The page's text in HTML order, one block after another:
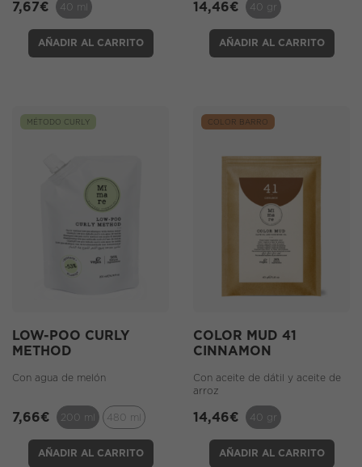
7,67€ 40 ml
AÑADIR AL CARRITO
14,46€ 40 gr
AÑADIR AL CARRITO
MÉTODO CURLY
LOW-POO CURLY
METHOD
Con agua de melón
7,66€ 200 ml 480 ml
AÑADIR AL CARRITO
COLOR BARRO
COLOR MUD 41
CINNAMON
Con aceite de dátil y aceite de
arroz
14,46€ 40 gr
AÑADIR AL CARRITO